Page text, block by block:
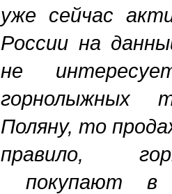
уже сейчас
России на
не
горнолыжных
Поляну, то
правило,
покупают в